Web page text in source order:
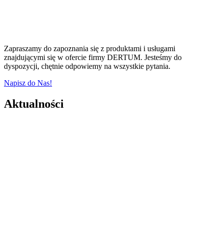
Zapraszamy do zapoznania się z produktami i usługami
znajdującymi się w ofercie firmy DERTUM. Jesteśmy do
dyspozycji, chętnie odpowiemy na wszystkie pytania.
Napisz do Nas!
Aktualności